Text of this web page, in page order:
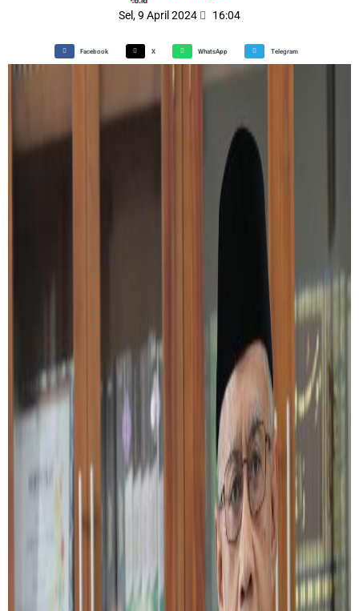
Sel, 9 April 2024 16:04
Facebook X WhatsApp Telegram